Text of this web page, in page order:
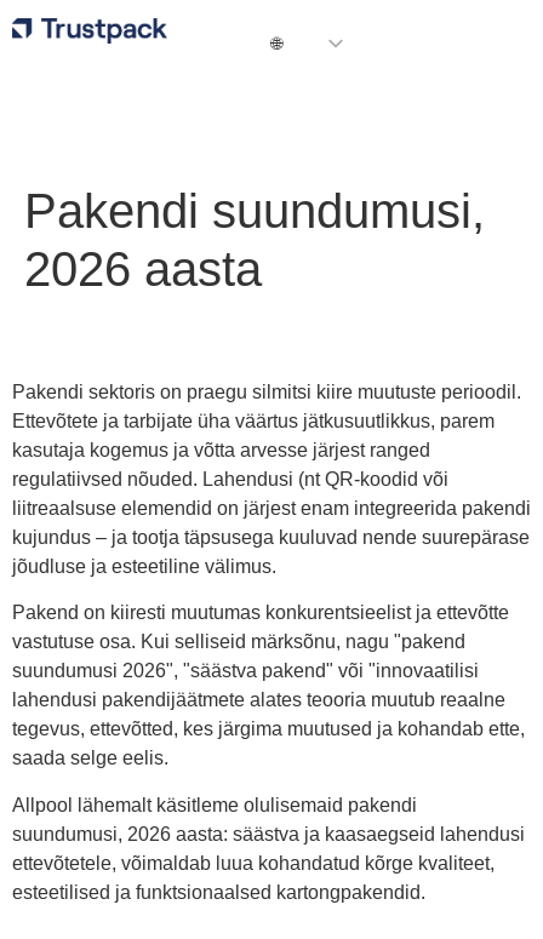
Pakendi suundumusi,
2026 aasta
Pakendi sektoris on praegu silmitsi kiire muutuste perioodil.
Ettevõtete ja tarbijate üha väärtus jätkusuutlikkus, parem
kasutaja kogemus ja võtta arvesse järjest ranged
regulatiivsed nõuded. Lahendusi (nt QR-koodid või
liitreaalsuse elemendid on järjest enam integreerida pakendi
kujundus – ja tootja täpsusega kuuluvad nende suurepärase
jõudluse ja esteetiline välimus.
Pakend on kiiresti muutumas konkurentsieelist ja ettevõtte
vastutuse osa. Kui selliseid märksõnu, nagu "pakend
suundumusi 2026", "säästva pakend" või "innovaatilisi
lahendusi pakendijäätmete alates teooria muutub reaalne
tegevus, ettevõtted, kes järgima muutused ja kohandab ette,
saada selge eelis.
Allpool lähemalt käsitleme olulisemaid pakendi
suundumusi, 2026 aasta: säästva ja kaasaegseid lahendusi
ettevõtetele, võimaldab luua kohandatud kõrge kvaliteet,
esteetilised ja funktsionaalsed kartongpakendid.